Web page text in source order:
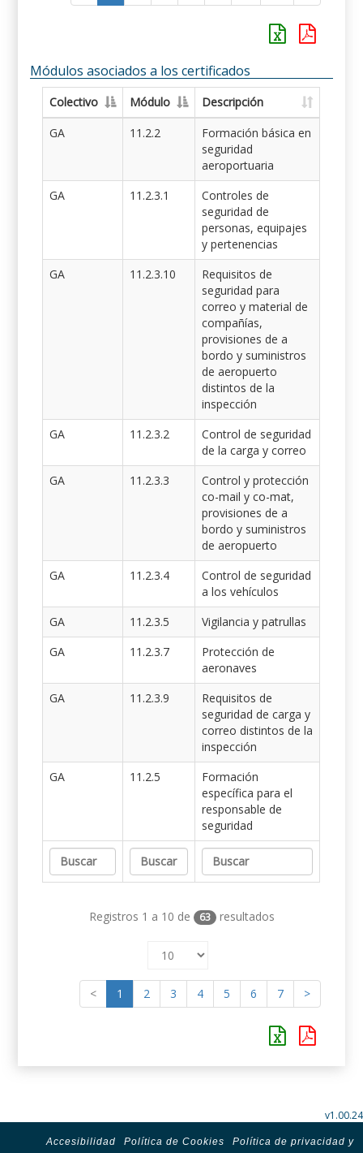
Módulos asociados a los certificados
Colectivo Módulo
Descripción
GA
11.2.2
Formación básica en
seguridad
aeroportuaria
GA
11.2.3.1
Controles de
seguridad de
personas, equipajes
y pertenencias
GA
11.2.3.10
Requisitos de
seguridad para
correo y material de
compañías,
provisiones de a
bordo y suministros
de aeropuerto
distintos de la
inspección
GA
11.2.3.2
Control de seguridad
de la carga y correo
GA
11.2.3.3
Control y protección
co-mail y co-mat,
provisiones de a
bordo y suministros
de aeropuerto
GA
11.2.3.4
Control de seguridad
a los vehículos
GA
11.2.3.5
Vigilancia y patrullas
GA
11.2.3.7
Protección de
aeronaves
GA
11.2.3.9
Requisitos de
seguridad de carga y
correo distintos de la
inspección
GA
11.2.5
Formación
específica para el
responsable de
seguridad
Registros 1 a 10 de 63 resultados
< 1 2 3 4 5 6 7 >
v1.00.24
Accesibilidad Política de Cookies
Política de privacidad y